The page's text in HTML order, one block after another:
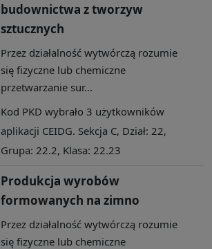
budownictwa z tworzyw
sztucznych
Przez działalność wytwórczą rozumie
się fizyczne lub chemiczne
przetwarzanie sur...
Kod PKD wybrało 3 użytkowników
aplikacji CEIDG. Sekcja C, Dział: 22,
Grupa: 22.2, Klasa: 22.23
Produkcja wyrobów
formowanych na zimno
Przez działalność wytwórczą rozumie
się fizyczne lub chemiczne